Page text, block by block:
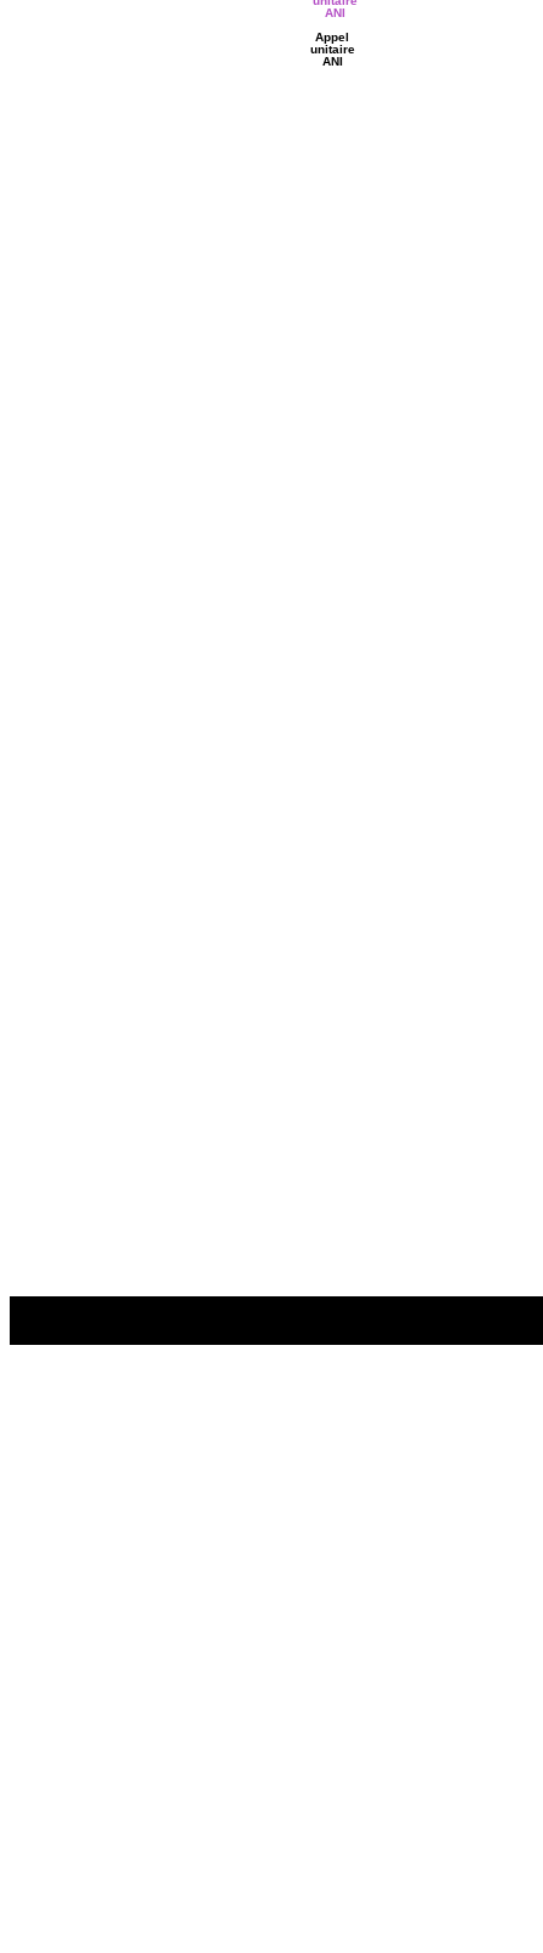
Appel
unitaire
ANI